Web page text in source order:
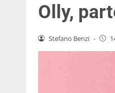
Olly,
Stefano Benzi -